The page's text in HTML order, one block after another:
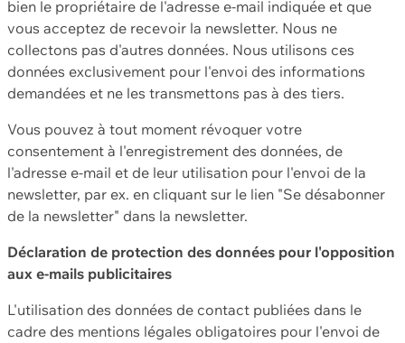
bien le propriétaire de l'adresse e-mail indiquée et que
vous acceptez de recevoir la newsletter. Nous ne
collectons pas d'autres données. Nous utilisons ces
données exclusivement pour l'envoi des informations
demandées et ne les transmettons pas à des tiers.
Vous pouvez à tout moment révoquer votre
consentement à l'enregistrement des données, de
l'adresse e-mail et de leur utilisation pour l'envoi de la
newsletter, par ex. en cliquant sur le lien "Se désabonner
de la newsletter" dans la newsletter.
Déclaration de protection des données pour l'opposition
aux e-mails publicitaires
L'utilisation des données de contact publiées dans le
cadre des mentions légales obligatoires pour l'envoi de